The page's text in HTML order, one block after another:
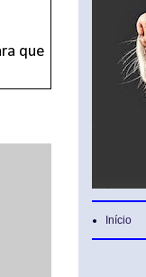
que
Início